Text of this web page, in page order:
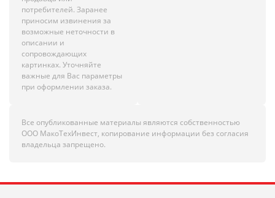
потребителей. Заранее
приносим извинения за
возможные неточности в
описании и
сопровождающих
картинках. Уточняйте
важные для Вас параметры
при оформлении заказа.
Все опубликованные материалы являются собственностью
ООО МакоТехИнвест, копирование информации без согласия
владельца запрещено.